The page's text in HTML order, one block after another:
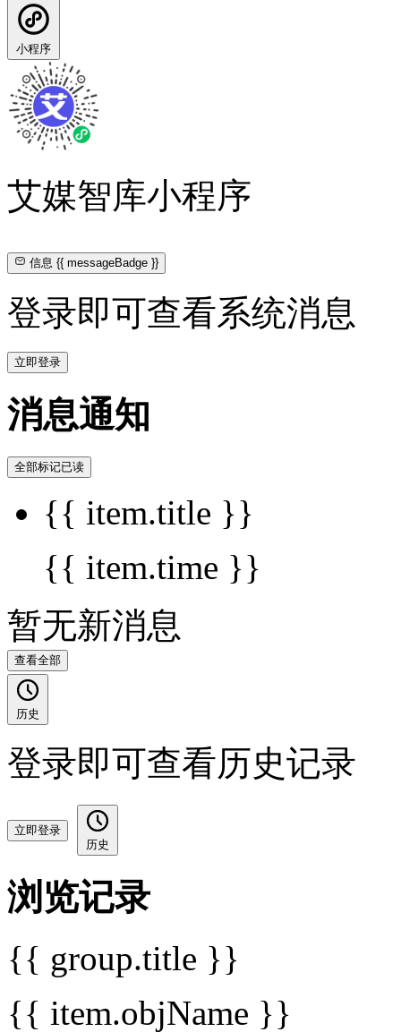
小程序
艾媒智库小程序
信息{{ messageBadge }}
登录即可查看系统消息
立即登录
消息通知
全部标记已读
{{ item.title }}
{{ item.time }}
暂无新消息
查看全部
历史
登录即可查看历史记录
立即登录
历史
浏览记录
{{ group.title }}
{{ item.objName }}